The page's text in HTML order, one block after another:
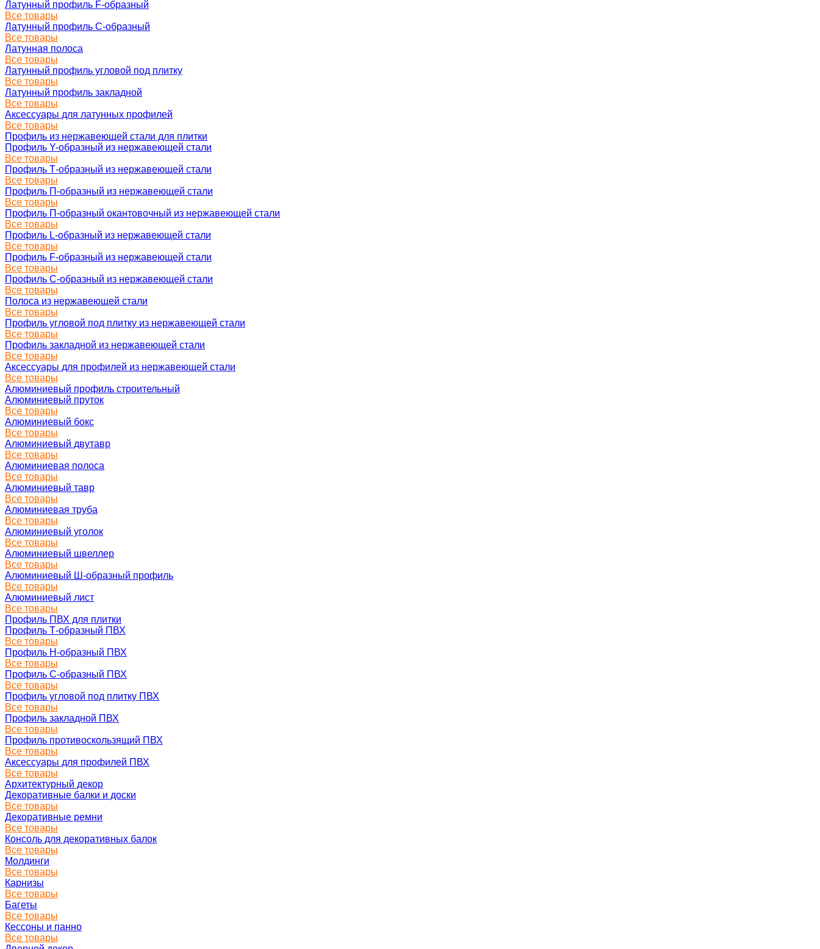
Латунный профиль F-образный
Все товары
Латунный профиль C-образный
Все товары
Латунная полоса
Все товары
Латунный профиль угловой под плитку
Все товары
Латунный профиль закладной
Все товары
Аксессуары для латунных профилей
Все товары
Профиль из нержавеющей стали для плитки
Профиль Y-образный из нержавеющей стали
Все товары
Профиль Т-образный из нержавеющей стали
Все товары
Профиль П-образный из нержавеющей стали
Все товары
Профиль П-образный окантовочный из нержавеющей стали
Все товары
Профиль L-образный из нержавеющей стали
Все товары
Профиль F-образный из нержавеющей стали
Все товары
Профиль C-образный из нержавеющей стали
Все товары
Полоса из нержавеющей стали
Все товары
Профиль угловой под плитку из нержавеющей стали
Все товары
Профиль закладной из нержавеющей стали
Все товары
Аксессуары для профилей из нержавеющей стали
Все товары
Алюминиевый профиль строительный
Алюминиевый пруток
Все товары
Алюминиевый бокс
Все товары
Алюминиевый двутавр
Все товары
Алюминиевая полоса
Все товары
Алюминиевый тавр
Все товары
Алюминиевая труба
Все товары
Алюминиевый уголок
Все товары
Алюминиевый швеллер
Все товары
Алюминиевый Ш-образный профиль
Все товары
Алюминиевый лист
Все товары
Профиль ПВХ для плитки
Профиль Т-образный ПВХ
Все товары
Профиль H-образный ПВХ
Все товары
Профиль C-образный ПВХ
Все товары
Профиль угловой под плитку ПВХ
Все товары
Профиль закладной ПВХ
Все товары
Профиль противоскользящий ПВХ
Все товары
Аксессуары для профилей ПВХ
Все товары
Архитектурный декор
Декоративные балки и доски
Все товары
Декоративные ремни
Все товары
Консоль для декоративных балок
Все товары
Молдинги
Все товары
Карнизы
Все товары
Багеты
Все товары
Кессоны и панно
Все товары